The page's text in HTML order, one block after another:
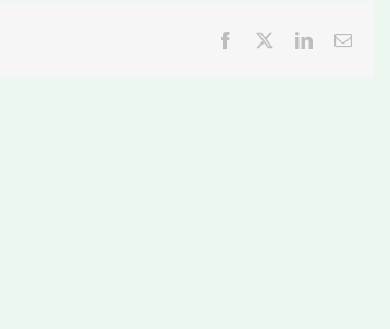
Facebook
TwitterLinkedInEmail: